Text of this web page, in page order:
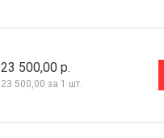
23 500,00 р.
23 500,00 за 1 шт.